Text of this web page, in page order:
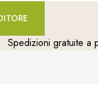
Spedizioni gratuite a